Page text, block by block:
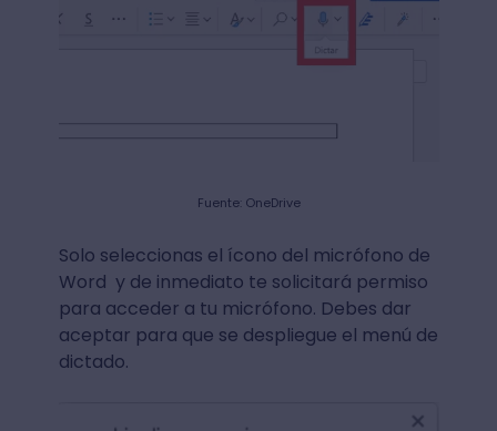
Fuente: OneDrive
Solo seleccionas el ícono del micrófono de
Word y de inmediato te solicitará permiso
para acceder a tu micrófono. Debes dar
aceptar para que se despliegue el menú de
dictado.